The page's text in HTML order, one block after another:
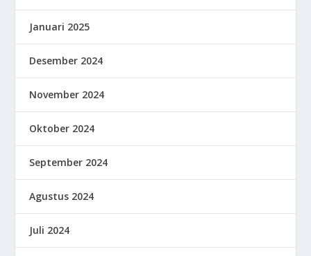
Januari 2025
Desember 2024
November 2024
Oktober 2024
September 2024
Agustus 2024
Juli 2024